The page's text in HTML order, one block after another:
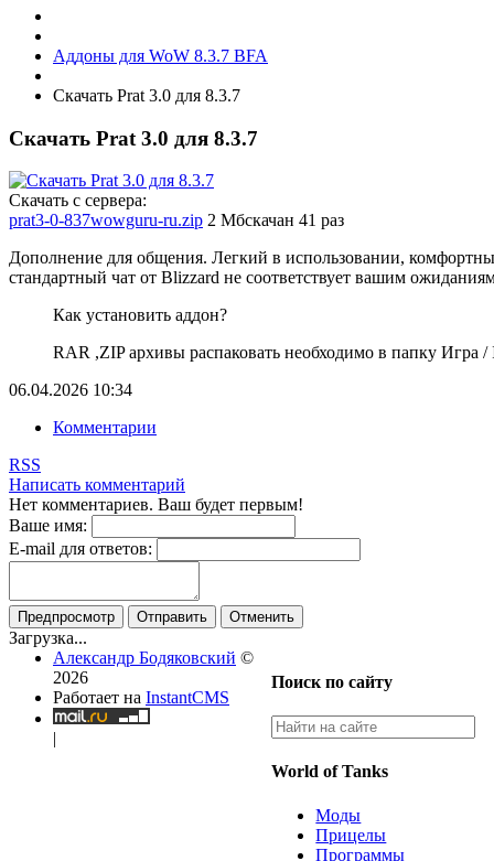
Аддоны для WoW 8.3.7 BFA
Скачать Prat 3.0 для 8.3.7
Скачать Prat 3.0 для 8.3.7
Скачать с сервера:
prat3-0-837wowguru-ru.zip 2 Мбскачан 41 раз
Дополнение для общения. Легкий в использовании,
стандартный чат от Blizzard не соответствует вашим
Как установить аддон?
RAR ,ZIP архивы распаковать необходимо в папку Игра /
06.04.2026 10:34
Комментарии
RSS
Написать комментарий
Нет комментариев. Ваш будет первым!
Ваше имя:
E-mail для ответов:
Предпросмотр Отправить Отменить
Загрузка...
Поиск по сайту
World of Tanks
Моды
Прицелы
Программы
Александр Бодяковский ©
2026
Работает на InstantCMS
|